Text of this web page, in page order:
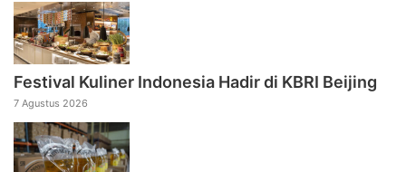
Festival Kuliner Indonesia Hadir di KBRI Beijing
7 Agustus 2026